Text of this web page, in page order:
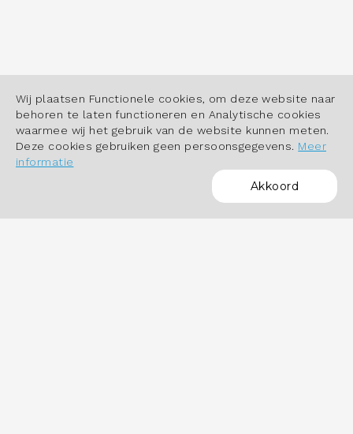
Wij plaatsen Functionele cookies, om deze website naar
behoren te laten functioneren en Analytische cookies
waarmee wij het gebruik van de website kunnen meten.
Deze cookies gebruiken geen persoonsgegevens. Meer
informatie
Akkoord
POWERED BY